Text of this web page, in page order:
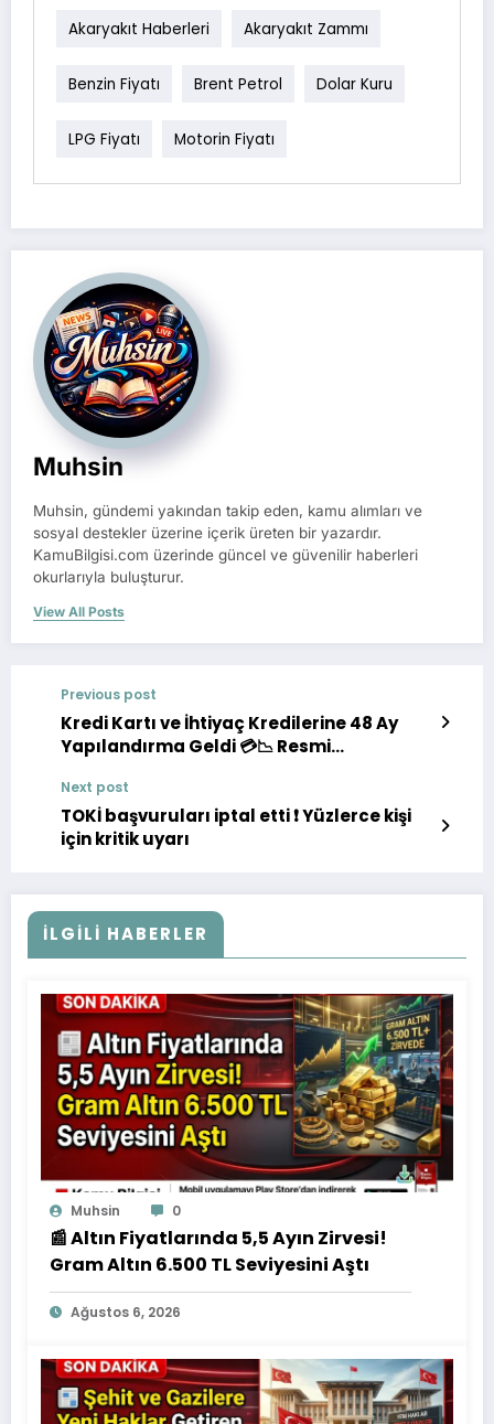
Akaryakıt Haberleri Akaryakıt Zammı
Benzin Fiyatı Brent Petrol Dolar Kuru
LPG Fiyatı Motorin Fiyatı
Muhsin
Muhsin, gündemi yakından takip eden, kamu alımları ve
sosyal destekler üzerine içerik üreten bir yazardır.
KamuBilgisi.com üzerinde güncel ve güvenilir haberleri
okurlarıyla buluşturur.
View All Posts
Previous post
Kredi Kartı ve İhtiyaç Kredilerine 48 Ay
Yapılandırma Geldi 💳📉 Resmi
Next post
TOKİ başvuruları iptal etti ❗ Yüzlerce kişi
için kritik uyarı
İLGILI HABERLER
Muhsin 0
📰 Altın Fiyatlarında 5,5 Ayın Zirvesi!
Gram Altın 6.500 TL Seviyesini Aştı
Ağustos 6, 2026